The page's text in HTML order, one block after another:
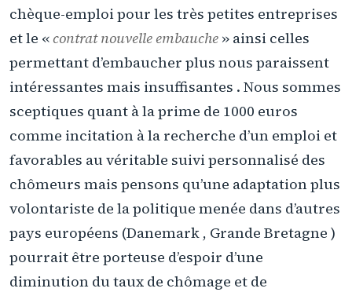
chèque-emploi pour les très petites entreprises
et le « contrat nouvelle embauche » ainsi celles
permettant d’embaucher plus nous paraissent
intéressantes mais insuffisantes . Nous sommes
sceptiques quant à la prime de 1000 euros
comme incitation à la recherche d’un emploi et
favorables au véritable suivi personnalisé des
chômeurs mais pensons qu’une adaptation plus
volontariste de la politique menée dans d’autres
pays européens (Danemark , Grande Bretagne )
pourrait être porteuse d’espoir d’une
diminution du taux de chômage et de